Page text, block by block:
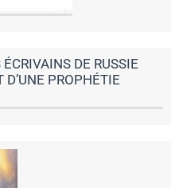
DE RUSSIE
D’UNE PROPHÉTIE